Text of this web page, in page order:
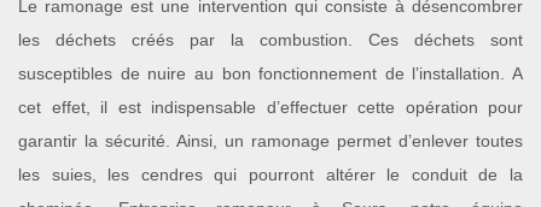
Le ramonage est une intervention qui consiste à désencombrer
les déchets créés par la combustion. Ces déchets sont
susceptibles de nuire au bon fonctionnement de l’installation. A
cet effet, il est indispensable d’effectuer cette opération pour
garantir la sécurité. Ainsi, un ramonage permet d’enlever toutes
les suies, les cendres qui pourront altérer le conduit de la